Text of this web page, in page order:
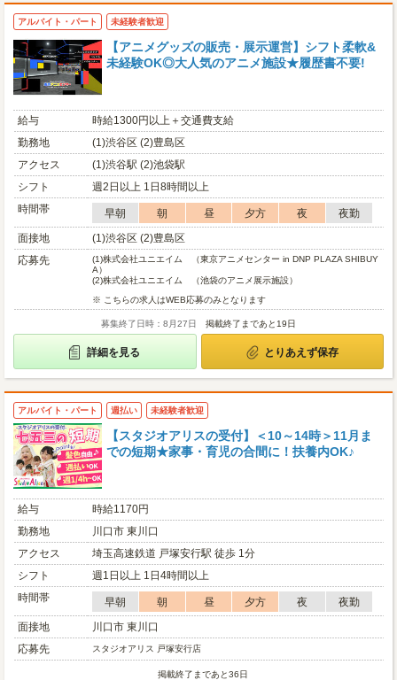
アルバイト・パート 未経験者歓迎
【アニメグッズの販売・展示運営】シフト柔軟&
未経験OK◎大人気のアニメ施設★履歴書不要!
給与
時給1300円以上＋交通費支給
勤務地
(1)渋谷区 (2)豊島区
アクセス
(1)渋谷駅 (2)池袋駅
シフト
週2日以上 1日8時間以上
時間帯
早朝 朝 昼 夕方 夜
夜勤
面接地
(1)渋谷区 (2)豊島区
応募先
(1)株式会社ユニエイム （東京アニメセンター in DNP PLAZA SHIBUY
A）
(2)株式会社ユニエイム （池袋のアニメ展示施設）
※ こちらの求人はWEB応募のみとなります
募集終了日時：8月27日 掲載終了まであと19日
詳細を見る とりあえず保存
アルバイト・パート 週払い 未経験者歓迎
【スタジオアリスの受付】＜10～14時＞11月ま
での短期★家事・育児の合間に！扶養内OK♪
給与
時給1170円
勤務地
川口市 東川口
アクセス
埼玉高速鉄道 戸塚安行駅 徒歩 1分
シフト
週1日以上 1日4時間以上
時間帯
早朝 朝 昼 夕方 夜
夜勤
面接地
川口市 東川口
応募先
スタジオアリス 戸塚安行店
掲載終了まであと36日